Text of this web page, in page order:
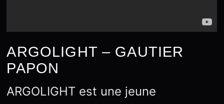
ARGOLIGHT – GAUTIER
PAPON
ARGOLIGHT est une jeune